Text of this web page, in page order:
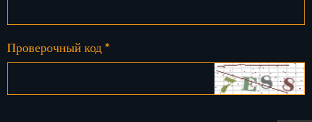
Проверочный код *